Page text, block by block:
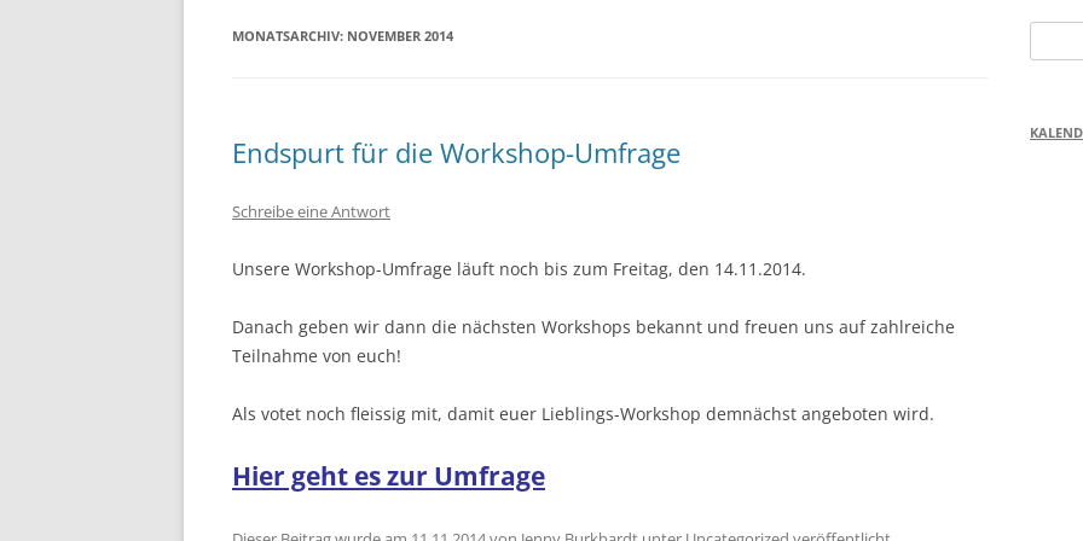
MONATSARCHIV: NOVEMBER 2014
Endspurt für die Workshop-Umfrage
Schreibe eine Antwort
Unsere Workshop-Umfrage läuft noch bis zum Freitag, den 14.11.2014.
Danach geben wir dann die nächsten Workshops bekannt und freuen uns auf zahlreiche
Teilnahme von euch!
Als votet noch fleissig mit, damit euer Lieblings-Workshop demnächst angeboten wird.
Hier geht es zur Umfrage
nach: